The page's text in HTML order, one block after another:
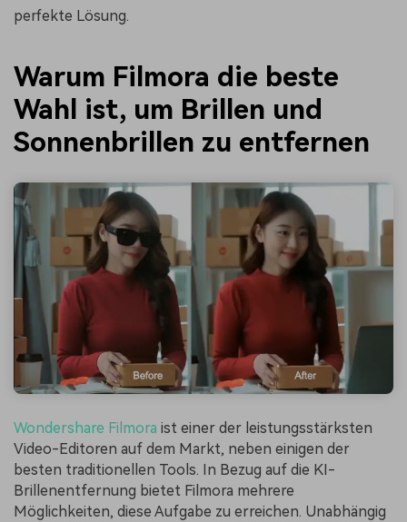
perfekte Lösung.
Warum Filmora die beste
Wahl ist, um Brillen und
Sonnenbrillen zu entfernen
Wondershare Filmora ist einer der leistungsstärksten
Video-Editoren auf dem Markt, neben einigen der
besten traditionellen Tools. In Bezug auf die KI-
Brillenentfernung bietet Filmora mehrere
Möglichkeiten, diese Aufgabe zu erreichen. Unabhängig